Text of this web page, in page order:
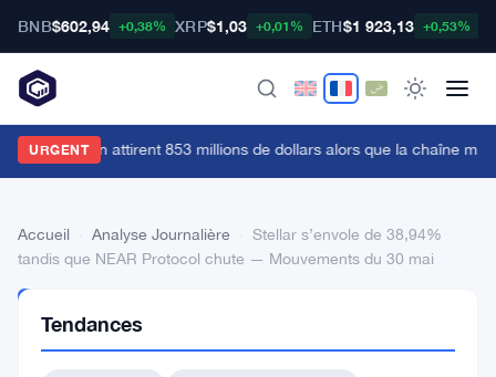
BNB$602,94 +0,38% XRP$1,03 +0,01% ETH$1 923,13 +0,53%
URGENT
ETF Bitcoin attirent 853 millions de dollars alors que la chaîne
Accueil Analyse Journalière
Stellar s’envole de 38,94%
tandis que NEAR Protocol chute — Mouvements du 30 mai
JOURNALIÈRE
Tendances